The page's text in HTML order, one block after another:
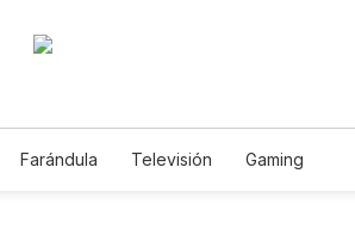
Farándula Televisión Gaming